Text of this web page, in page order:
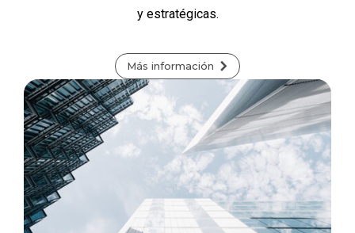
y estratégicas.
Más información